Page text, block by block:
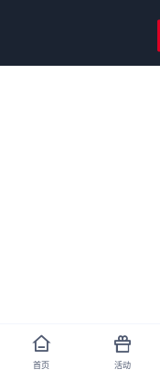
首页 活动